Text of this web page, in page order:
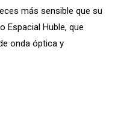
más sensible que su
Espacial Huble, que
onda óptica y